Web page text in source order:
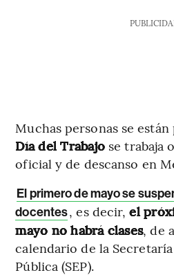
Muchas personas se
Día del Trabajo se trabaja
oficial y de descanso en
El primero de mayo se
docentes, es decir,el
mayo no habrá clases, de
calendario de la
Pública (SEP).